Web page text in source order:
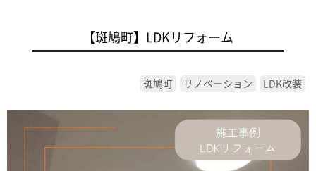
【斑鳩町】LDKリフォーム
斑鳩町 リノベーション LDK改装